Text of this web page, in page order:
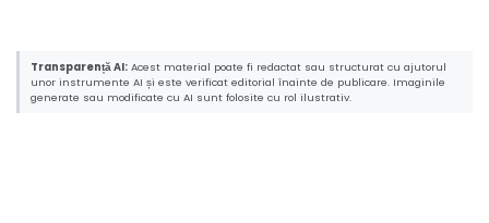
Transparență AI: Acest material poate fi redactat sau structurat cu ajutorul
unor instrumente AI și este verificat editorial înainte de publicare. Imaginile
generate sau modificate cu AI sunt folosite cu rol ilustrativ.